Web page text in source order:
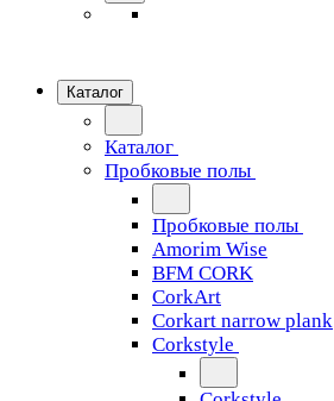
Каталог
Каталог
Пробковые полы
Пробковые полы
Amorim Wise
BFM CORK
CorkArt
Corkart narrow plank
Corkstyle